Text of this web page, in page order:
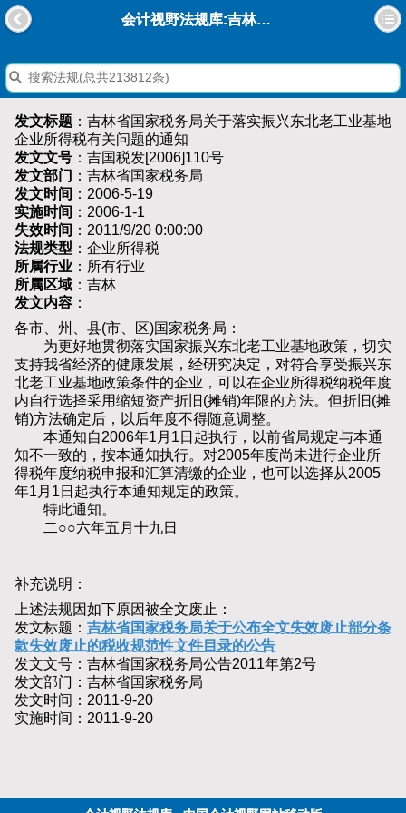
会计视野法规库:吉林省国家税务局关于落实振兴东北老工业基地企业所得税有关问题的通知
发文标题 ：吉林省国家税务局关于落实振兴东北老工业基地
企业所得税有关问题的通知
发文文号 ：吉国税发[2006]110号
发文部门 ：吉林省国家税务局
发文时间 ：2006-5-19
实施时间 ：2006-1-1
失效时间 ：2011/9/20 0:00:00
法规类型 ：企业所得税
所属行业 ：所有行业
所属区域 ：吉林
发文内容 ：
各市、州、县(市、区)国家税务局：
为更好地贯彻落实国家振兴东北老工业基地政策，切实
支持我省经济的健康发展，经研究决定，对符合享受振兴东
北老工业基地政策条件的企业，可以在企业所得税纳税年度
内自行选择采用缩短资产折旧(摊销)年限的方法。但折旧(摊
销)方法确定后，以后年度不得随意调整。
本通知自2006年1月1日起执行，以前省局规定与本通
知不一致的，按本通知执行。对2005年度尚未进行企业所
得税年度纳税申报和汇算清缴的企业，也可以选择从2005
年1月1日起执行本通知规定的政策。
特此通知。
二○○六年五月十九日
补充说明：
上述法规因如下原因被全文废止：
发文标题： 吉林省国家税务局关于公布全文失效废止部分条
款失效废止的税收规范性文件目录的公告
发文文号：吉林省国家税务局公告2011年第2号
发文部门：吉林省国家税务局
发文时间：2011-9-20
实施时间：2011-9-20